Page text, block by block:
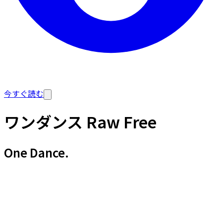
今すぐ読む
ワンダンス Raw Free
One Dance.